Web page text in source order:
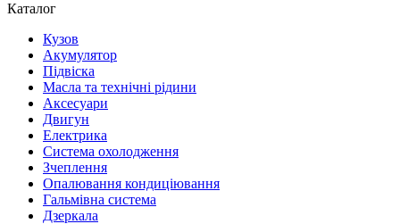
Каталог
Кузов
Акумулятор
Підвіска
Масла та технічні рідини
Аксесуари
Двигун
Електрика
Система охолодження
Зчеплення
Опалювання кондиціювання
Гальмівна система
Дзеркала